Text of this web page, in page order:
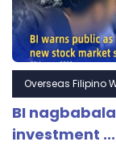
Overseas Filipino
BI
investment ...